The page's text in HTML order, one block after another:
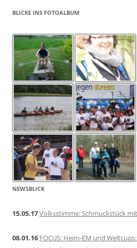
BLICKE INS FOTOALBUM
NEWSBLICK
15.05.17Volksstimme: Schmuckstück
08.01.16 FOCUS: Heim-EM und